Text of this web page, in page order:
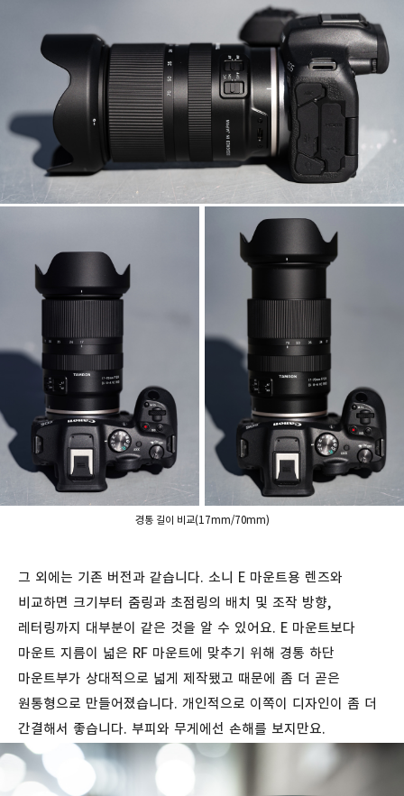
경통 길이 비교(17mm/70mm)
그 외에는 기존 버전과 같습니다. 소니 E 마운트용 렌즈와
비교하면 크기부터 줌링과 초점링의 배치 및 조작 방향,
레터링까지 대부분이 같은 것을 알 수 있어요. E 마운트보다
마운트 지름이 넓은 RF 마운트에 맞추기 위해 경통 하단
마운트부가 상대적으로 넓게 제작됐고 때문에 좀 더 곧은
원통형으로 만들어졌습니다. 개인적으로 이쪽이 디자인이 좀 더
간결해서 좋습니다. 부피와 무게에선 손해를 보지만요.